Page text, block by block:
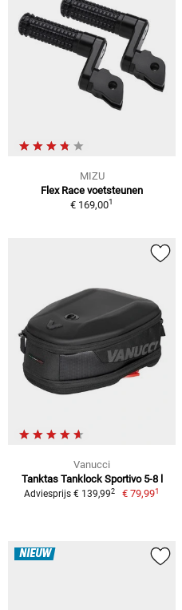
MIZU
Flex Race voetsteunen
€ 169,001
Vanucci
Tanktas Tanklock Sportivo 5-8 l
Adviesprijs € 139,992 € 79,991
NIEUW